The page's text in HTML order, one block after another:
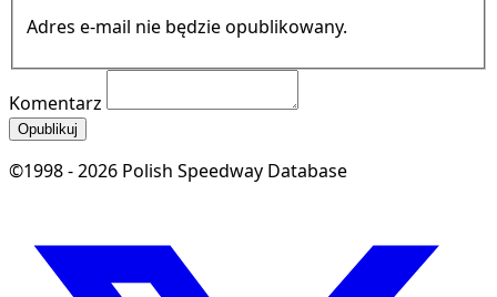
Adres e-mail nie będzie opublikowany.
Komentarz
Opublikuj
©1998 - 2026 Polish Speedway Database